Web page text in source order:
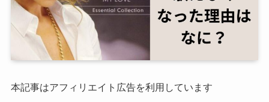
本記事はアフィリエイト広告を利用しています